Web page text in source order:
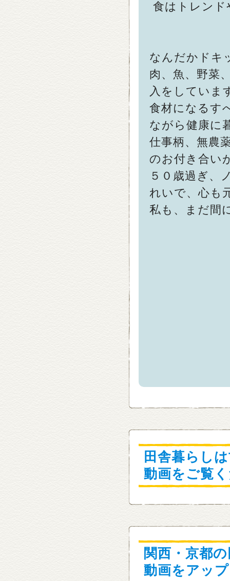
食はトレン
なんだかドキ
肉、魚、野菜
入をしていま
食材になるす
ながら健康に
仕事柄、無農
のお付き合い
５０歳過ぎ、
れいで、心も
私も、まだ間
田舎暮らし
動画をご覧
関西・京都
動画をアッ